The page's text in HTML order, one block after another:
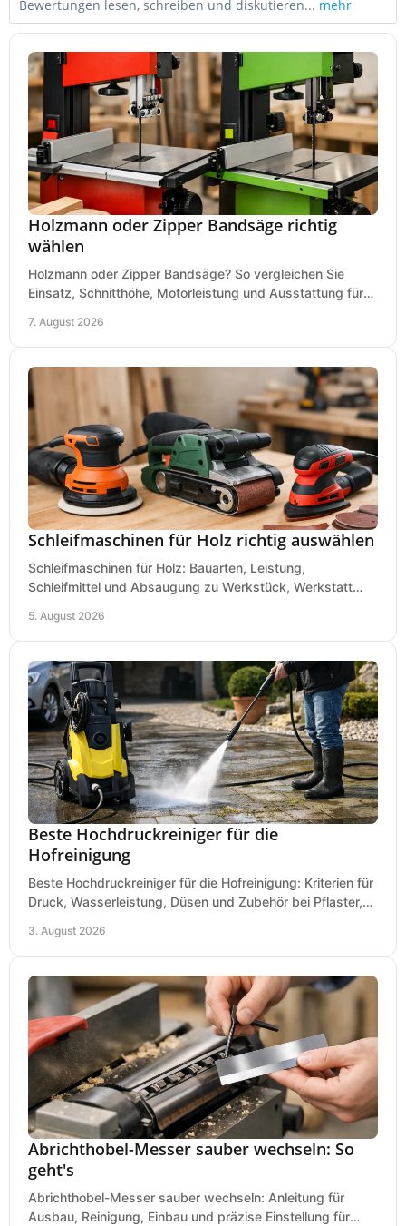
Bewertungen lesen, schreiben und diskutieren... mehr
Holzmann oder Zipper Bandsäge richtig
wählen
Holzmann oder Zipper Bandsäge? So vergleichen Sie
Einsatz, Schnitthöhe, Motorleistung und Ausstattung für
7. August 2026
Schleifmaschinen für Holz richtig auswählen
Schleifmaschinen für Holz: Bauarten, Leistung,
Schleifmittel und Absaugung zu Werkstück, Werkstatt
5. August 2026
Beste Hochdruckreiniger für die
Hofreinigung
Beste Hochdruckreiniger für die Hofreinigung: Kriterien für
Druck, Wasserleistung, Düsen und Zubehör bei Pflaster,
3. August 2026
Abrichthobel-Messer sauber wechseln: So
geht's
Abrichthobel-Messer sauber wechseln: Anleitung für
Ausbau, Reinigung, Einbau und präzise Einstellung für